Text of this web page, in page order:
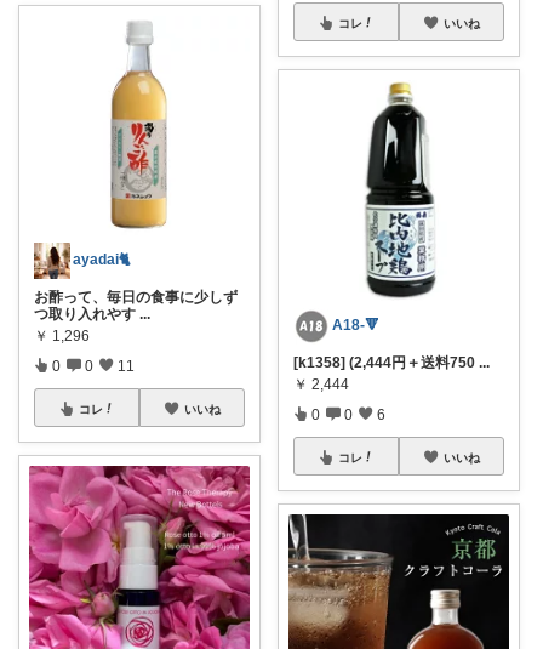
ayadai🐈
お酢って、毎日の食事に少しず
つ取り入れやす ...
￥ 1,296
0 0 11
コレ いいね
コレ いいね
A18-🔻
[k1358] (2,444円＋送料750 ...
￥ 2,444
0 0 6
コレ いいね